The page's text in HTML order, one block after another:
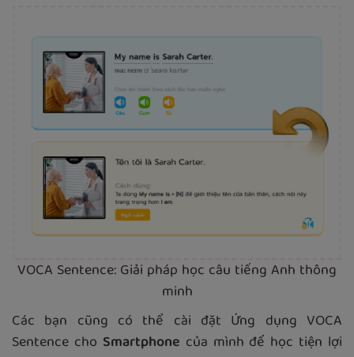
VOCA Sentence: Giải pháp học câu tiếng Anh thông
minh
Các bạn cũng có thể cài đặt Ứng dụng VOCA
Sentence cho Smartphone của mình để học tiện lợi